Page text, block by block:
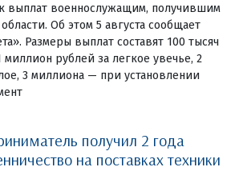
выплат военнослужащим, получившим
Об этом 5 августа сообщает
Размеры выплат составят 100 тысяч
миллион рублей за легкое увечье, 2
3 миллиона — при установлении
получил 2 года
на поставках техники